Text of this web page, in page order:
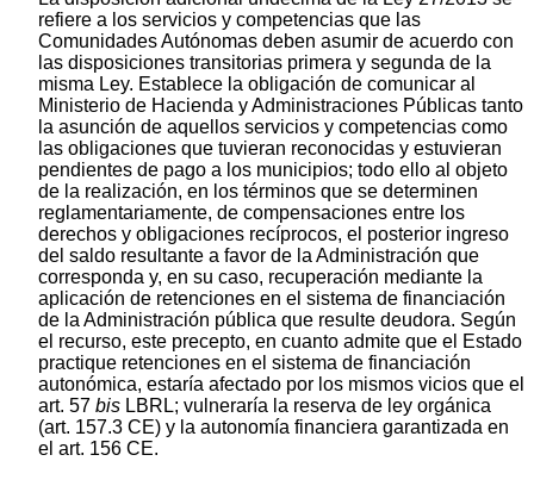
refiere a los servicios y competencias que las
Comunidades Autónomas deben asumir de acuerdo con
las disposiciones transitorias primera y segunda de la
misma Ley. Establece la obligación de comunicar al
Ministerio de Hacienda y Administraciones Públicas tanto
la asunción de aquellos servicios y competencias como
las obligaciones que tuvieran reconocidas y estuvieran
pendientes de pago a los municipios; todo ello al objeto
de la realización, en los términos que se determinen
reglamentariamente, de compensaciones entre los
derechos y obligaciones recíprocos, el posterior ingreso
del saldo resultante a favor de la Administración que
corresponda y, en su caso, recuperación mediante la
aplicación de retenciones en el sistema de financiación
de la Administración pública que resulte deudora. Según
el recurso, este precepto, en cuanto admite que el Estado
practique retenciones en el sistema de financiación
autonómica, estaría afectado por los mismos vicios que el
art. 57 bis LBRL; vulneraría la reserva de ley orgánica
(art. 157.3 CE) y la autonomía financiera garantizada en
el art. 156 CE.